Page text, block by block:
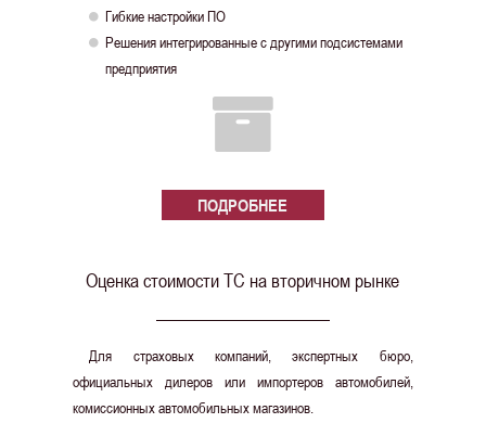
 Гибкие настройки ПО

Решения интегрированные с другими подсистемами
предприятия
ПОДРОБНЕЕ
Оценка стоимости ТС на вторичном рынке
Для страховых компаний, экспертных бюро,
официальных дилеров или импортеров автомобилей,
комиссионных автомобильных магазинов.